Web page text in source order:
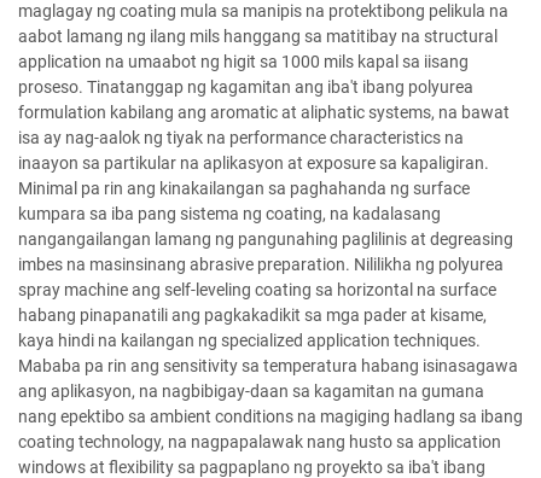
maglagay ng coating mula sa manipis na protektibong pelikula na
aabot lamang ng ilang mils hanggang sa matitibay na structural
application na umaabot ng higit sa 1000 mils kapal sa iisang
proseso. Tinatanggap ng kagamitan ang iba't ibang polyurea
formulation kabilang ang aromatic at aliphatic systems, na bawat
isa ay nag-aalok ng tiyak na performance characteristics na
inaayon sa partikular na aplikasyon at exposure sa kapaligiran.
Minimal pa rin ang kinakailangan sa paghahanda ng surface
kumpara sa iba pang sistema ng coating, na kadalasang
nangangailangan lamang ng pangunahing paglilinis at degreasing
imbes na masinsinang abrasive preparation. Nililikha ng polyurea
spray machine ang self-leveling coating sa horizontal na surface
habang pinapanatili ang pagkakadikit sa mga pader at kisame,
kaya hindi na kailangan ng specialized application techniques.
Mababa pa rin ang sensitivity sa temperatura habang isinasagawa
ang aplikasyon, na nagbibigay-daan sa kagamitan na gumana
nang epektibo sa ambient conditions na magiging hadlang sa ibang
coating technology, na nagpapalawak nang husto sa application
windows at flexibility sa pagpaplano ng proyekto sa iba't ibang